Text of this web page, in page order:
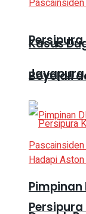
Kasus
Pimpinan
Persipura
Boyolali